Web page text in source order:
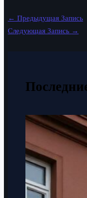
← Предыдущая Запись
Следующая Запись →